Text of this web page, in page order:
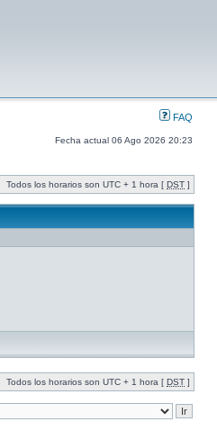
FAQ
Fecha actual 06 Ago 2026 20:23
Todos los horarios son UTC + 1 hora [ DST ]
Todos los horarios son UTC + 1 hora [ DST ]